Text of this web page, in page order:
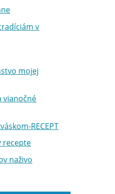
v
mojej
vianočné
RECEPT
recepte
naživo